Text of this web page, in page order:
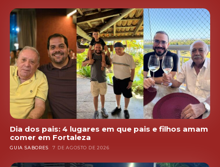
Dia dos pais: 4 lugares em que pais e filhos amam
comer em Fortaleza
GUIA SABORES 7 DE AGOSTO DE 2026